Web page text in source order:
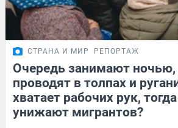
СТРАНА И МИР РЕПОРТАЖ
Очередь занимают ночью,
проводят в толпах и
хватает рабочих рук,
унижают мигрантов?